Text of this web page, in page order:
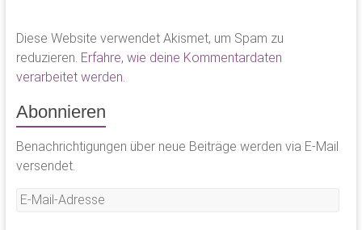
Diese Website verwendet Akismet, um Spam zu
reduzieren. Erfahre, wie deine Kommentardaten
verarbeitet werden.
Abonnieren
Benachrichtigungen über neue Beiträge werden via E-Mail
versendet.
E-